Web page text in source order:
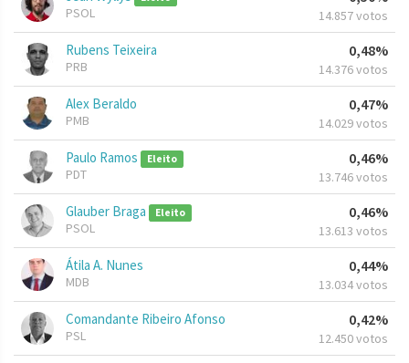
PSOL 14.857 votos
Rubens Teixeira
PRB
0,48%
14.376 votos
Alex Beraldo
PMB
0,47%
14.029 votos
Paulo Ramos Eleito
PDT
0,46%
13.746 votos
Glauber Braga Eleito
PSOL
0,46%
13.613 votos
Átila A. Nunes
MDB
0,44%
13.034 votos
Comandante Ribeiro Afonso
PSL
0,42%
12.450 votos